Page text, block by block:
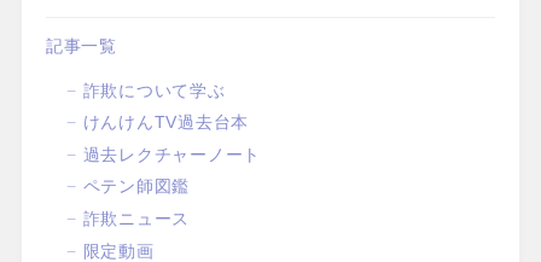
記事一覧
詐欺について学ぶ
けんけんTV過去台本
過去レクチャーノート
ペテン師図鑑
詐欺ニュース
限定動画